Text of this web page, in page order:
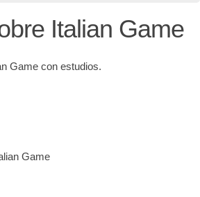
Italian Game
Game con estudios.
Game